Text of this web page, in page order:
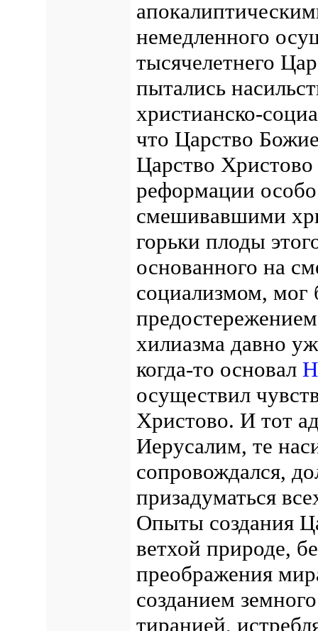
немедленного
тысячелетнего
пытались
христианско-
что Царство
Царство
реформации
смешивавшими
горьки плоды
основанного на
социализмом,
хилиазма давно
когда-то основал
осуществил
Христово. И тот
Иерусалим, те
сопровождался,
призадуматься
Опыты создания
ветхой природе,
преображения
созданием
тиранией,